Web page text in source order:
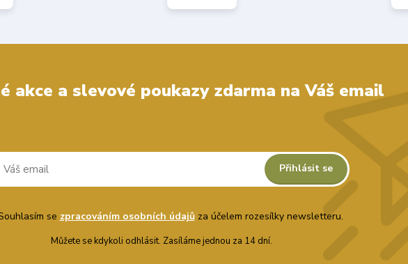
akce a slevové poukazy zdarma na Váš email
Přihlásit se
se zpracováním osobních údajůza účelem rozesílky newsletteru.
Můžete se kdykoli odhlásit. Zasíláme jednou za 14 dní.